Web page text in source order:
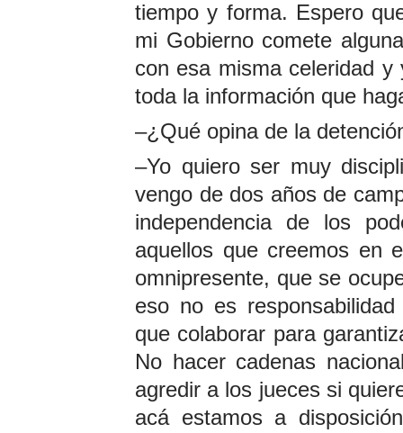
tiempo y forma. Espero
mi Gobierno comete
con esa misma celeridad
toda la información que
–¿Qué opina de la
–Yo quiero ser muy
vengo de dos años de
independencia de los
aquellos que creemos en
omnipresente, que se
eso no es
que colaborar para
No hacer cadenas
agredir a los jueces si
acá estamos a